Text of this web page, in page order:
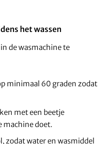
het wassen
de wasmachine te
minimaal 60 graden zodat
met een beetje
machine doet.
zodat water en wasmiddel